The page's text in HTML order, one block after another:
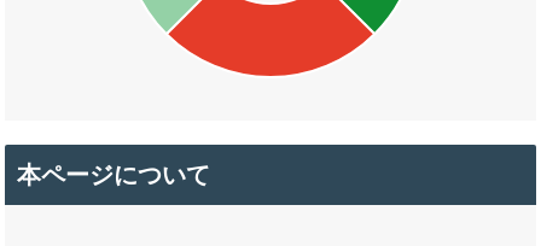
本ページについて